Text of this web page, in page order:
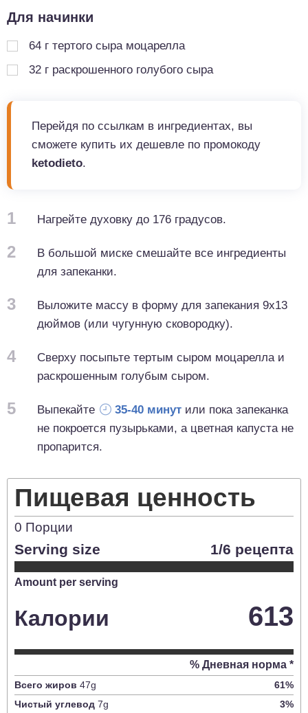
Для начинки
64 г тертого сыра моцарелла
32 г раскрошенного голубого сыра
Перейдя по ссылкам в ингредиентах, вы
сможете купить их дешевле по промокоду
ketodieto.
1 Нагрейте духовку до 176 градусов.
2
В большой миске смешайте все ингредиенты
для запеканки.
3
Выложите массу в форму для запекания 9x13
дюймов (или чугунную сковородку).
4
Сверху посыпьте тертым сыром моцарелла и
раскрошенным голубым сыром.
5 Выпекайте 35-40 минут или пока запеканка
не покроется пузырьками, а цветная капуста не
пропарится.
Пищевая ценность
0 Порции
Serving size 1/6 рецепта
Amount per serving
Калории 613
% Дневная норма *
Всего жиров 47g 61%
Чистый углевод 7g 3%